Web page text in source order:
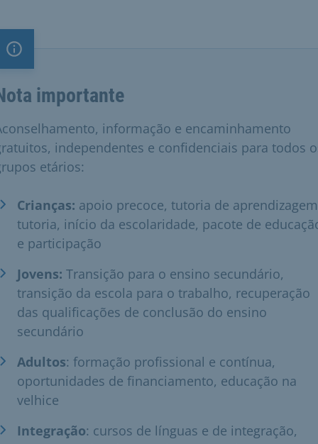
Nota importante
importante
informação e encaminhamento
independentes e confidenciais para todos
etários:
Crianças: apoio precoce, tutoria de
tutoria, início da escolaridade, pacote de
e participação
Jovens: Transição para o ensino secundário,
transição da escola para o trabalho, recuperação
das qualificações de conclusão do ensino
secundário
Adultos: formação profissional e contínua,
oportunidades de financiamento, educação na
velhice
Integração: cursos de línguas e de integração,